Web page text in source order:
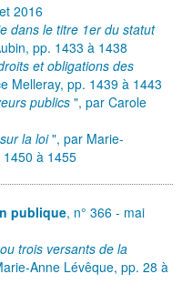
2016
dans le titre 1er du statut
pp. 1433 à 1438
et obligations des
Melleray, pp. 1439 à 1443
publics ", par Carole
la loi", par Marie-
à 1455
publique, n° 366 - mai
trois versants de la
Anne Lévêque, pp. 28 à